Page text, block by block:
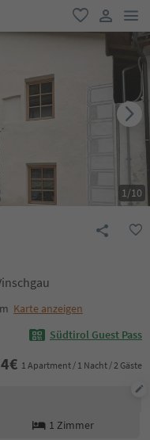
favorit
user link
1/10
Karte anzeigen
Südtirol Guest Pass
€ 1 Apartment / 1 Nacht / 2 Gäste
1 Zimmer